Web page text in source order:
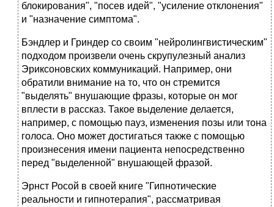
блокирования", "посев идей", "усиление отклонения"
и "назначение симптома".
Бэндлер и Гриндер со своим "нейролингвистическим"
подходом произвели очень скрупулезный анализ
Эриксоновских коммуникаций. Например, они
обратили внимание на то, что он стремится
"выделять" внушающие фразы, которые он мог
вплести в рассказ. Такое выделение делается,
например, с помощью пауз, изменения позы или тона
голоса. Оно может достигаться также с помощью
произнесения имени пациента непосредственно
перед "выделенной" внушающей фразой.
Эрнст Росой в своей книге "Гипнотические
реальности и гипнотерапия", рассматривая